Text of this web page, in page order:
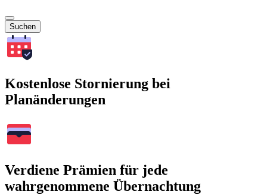
Suchen
Kostenlose Stornierung bei
Planänderungen
Verdiene Prämien für jede
wahrgenommene Übernachtung